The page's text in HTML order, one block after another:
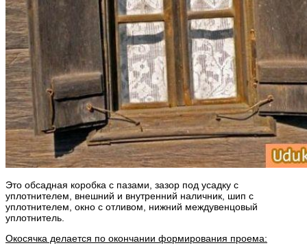
Это обсадная коробка с пазами, зазор под усадку с
уплотнителем, внешний и внутренний наличник, шип с
уплотнителем, окно с отливом, нижний междувенцовый
уплотнитель.
Окосячка делается по окончании формирования проема: